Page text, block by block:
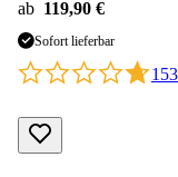
ab 119,90 €
Sofort lieferbar